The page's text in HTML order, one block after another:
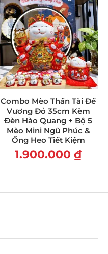
Combo Mèo Thần Tài Đế
Vương Đỏ 35cm Kèm
Đèn Hào Quang + Bộ 5
Mèo Mini Ngũ Phúc &
Ống Heo Tiết Kiệm
1.900.000 ₫